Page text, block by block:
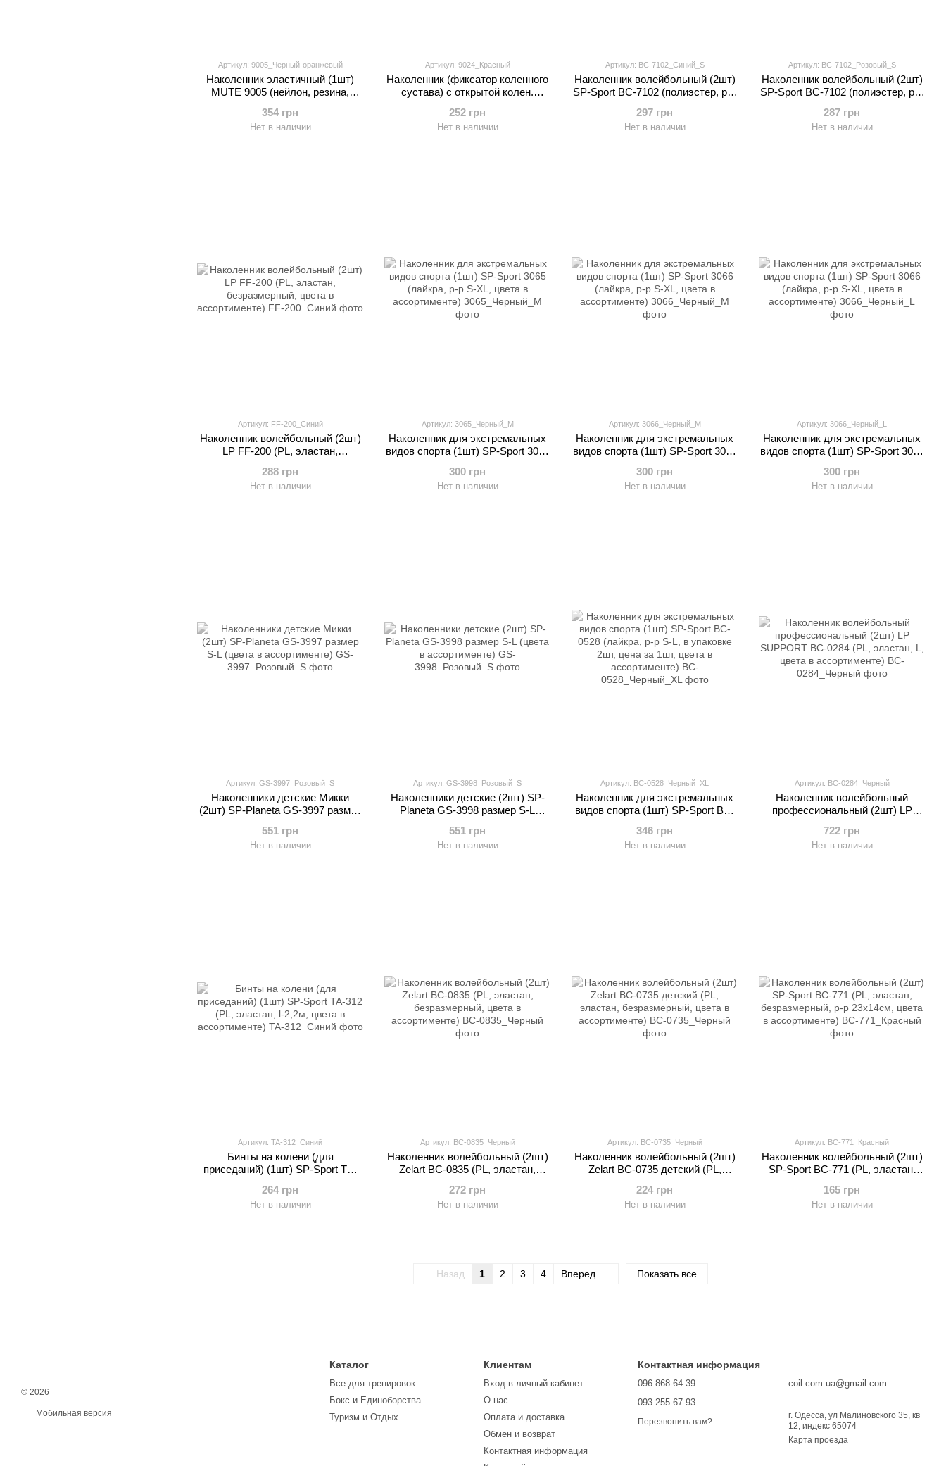
Артикул: 9005_Черный-оранжевый
Наколенник эластичный (1шт)
MUTE 9005 (нейлон, резина,
цвета в ассортименте)
354 грн
Нет в наличии
Артикул: 9024_Красный
Наколенник (фиксатор коленного
сустава) с открытой колен.
(неопрен, нейлон, цвета в
ассортименте)
252 грн
Нет в наличии
Артикул: BC-7102_Синий_S
Наколенник волейбольный (2шт)
SP-Sport BC-7102 (полиэстер, р-р
297 грн
Нет в наличии
Артикул: BC-7102_Розовый_S
Наколенник волейбольный (2шт)
SP-Sport BC-7102 (полиэстер, р-р
287 грн
Нет в наличии
Артикул: FF-200_Синий
Наколенник волейбольный (2шт)
LP FF-200 (PL, эластан,
ассортименте)
288 грн
Нет в наличии
Артикул: 3065_Черный_M
Наколенник для экстремальных
видов спорта (1шт) SP-Sport 3065
ассортименте)
300 грн
Нет в наличии
Артикул: 3066_Черный_M
Наколенник для экстремальных
видов спорта (1шт) SP-Sport 3066
ассортименте)
300 грн
Нет в наличии
Артикул: 3066_Черный_L
Наколенник для экстремальных
видов спорта (1шт) SP-Sport 3066
ассортименте)
300 грн
Нет в наличии
Артикул: GS-3997_Розовый_S
Наколенники детские Микки
(2шт) SP-Planeta GS-3997 размер
551 грн
Нет в наличии
Артикул: GS-3998_Розовый_S
Наколенники детские (2шт) SP-
Planeta GS-3998 размер S-L
551 грн
Нет в наличии
Артикул: BC-0528_Черный_XL
Наколенник для экстремальных
видов спорта (1шт) SP-Sport BC-
2шт, цена за 1шт, цвета в
ассортименте)
346 грн
Нет в наличии
Артикул: BC-0284_Черный
Наколенник волейбольный
профессиональный (2шт) LP
L, цвета в ассортименте)
722 грн
Нет в наличии
Артикул: TA-312_Синий
Бинты на колени (для
приседаний) (1шт) SP-Sport TA-
ассортименте)
264 грн
Нет в наличии
Артикул: BC-0835_Черный
Наколенник волейбольный (2шт)
Zelart BC-0835 (PL, эластан,
ассортименте)
272 грн
Нет в наличии
Артикул: BC-0735_Черный
Наколенник волейбольный (2шт)
Zelart BC-0735 детский (PL,
ассортименте)
224 грн
Нет в наличии
Артикул: BC-771_Красный
Наколенник волейбольный (2шт)
SP-Sport BC-771 (PL, эластан,
цвета в ассортименте)
165 грн
Нет в наличии
Назад 1 2 3 4 Вперед Показать все
© 2026
Мобильная версия
Каталог
Все для тренировок
Бокс и Единоборства
Туризм и Отдых
Клиентам
Вход в личный кабинет
О нас
Оплата и доставка
Обмен и возврат
Контактная информация
Контактная информация
096 868-64-39
093 255-67-93
Перезвонить вам?
coil.com.ua@gmail.com
г. Одесса, ул Малиновского 35, кв
12, индекс 65074
Карта проезда